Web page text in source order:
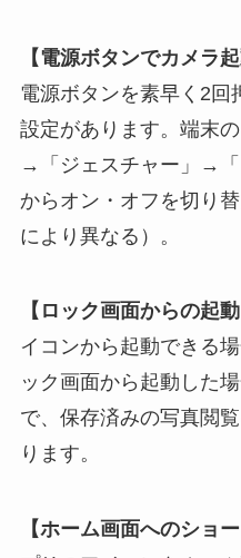
【電源ボタンでカメラ起
電源ボタンを素早く2回
設定があります。端末
→「ジェスチャー」→「
からオン・オフを切り
により異なる）。
【ロック画面からの起動
イコンから起動できる
ック画面から起動した
で、保存済みの写真閲
ります。
【ホーム画面へのショ